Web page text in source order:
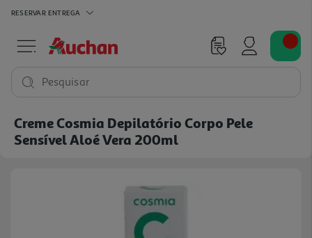
RESERVAR ENTREGA
Pesquisar
Creme Cosmia Depilatório Corpo Pele
Sensível Aloé Vera 200ml